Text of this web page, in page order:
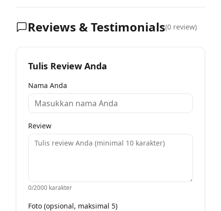
Reviews & Testimonials(0 review)
Tulis Review Anda
Nama Anda
Review
0/2000 karakter
Foto (opsional, maksimal 5)